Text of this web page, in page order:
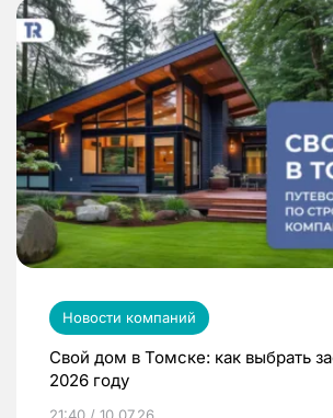
Новости компаний
Свой дом в Томске: как выбрать
2026 году
21:40 / 10.07.26